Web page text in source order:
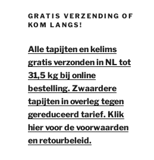
GRATIS VERZENDING OF
KOM LANGS!
Alle tapijten en kelims
gratis verzonden in NL tot
31,5 kg bij online
bestelling. Zwaardere
tapijten in overleg tegen
gereduceerd tarief. Klik
hier voor de voorwaarden
en retourbeleid.